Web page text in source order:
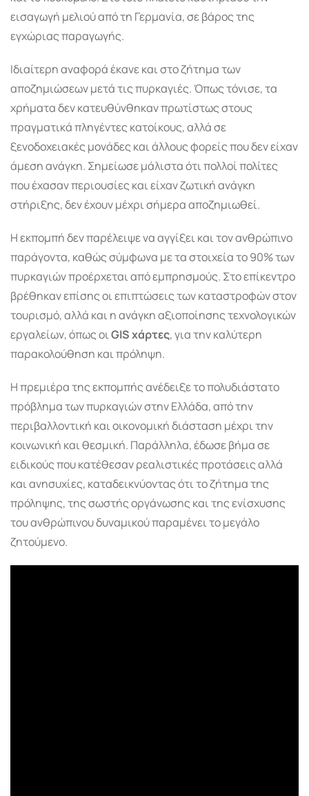
εισαγωγή μελιού από τη Γερμανία, σε βάρος της
εγχώριας παραγωγής.
Ιδιαίτερη αναφορά έκανε και στο ζήτημα των
αποζημιώσεων μετά τις πυρκαγιές. Όπως τόνισε, τα
χρήματα δεν κατευθύνθηκαν πρωτίστως στους
πραγματικά πληγέντες κατοίκους, αλλά σε
ξενοδοχειακές μονάδες και άλλους φορείς που δεν είχαν
άμεση ανάγκη. Σημείωσε μάλιστα ότι πολλοί πολίτες
που έχασαν περιουσίες και είχαν ζωτική ανάγκη
στήριξης, δεν έχουν μέχρι σήμερα αποζημιωθεί.
Η εκπομπή δεν παρέλειψε να αγγίξει και τον ανθρώπινο
παράγοντα, καθώς σύμφωνα με τα στοιχεία το 90% των
πυρκαγιών προέρχεται από εμπρησμούς. Στο επίκεντρο
βρέθηκαν επίσης οι επιπτώσεις των καταστροφών στον
τουρισμό, αλλά και η ανάγκη αξιοποίησης τεχνολογικών
εργαλείων, όπως οιGIS χάρτες, για την καλύτερη
παρακολούθηση και πρόληψη.
Η πρεμιέρα της εκπομπής ανέδειξε το πολυδιάστατο
πρόβλημα των πυρκαγιών στην Ελλάδα, από την
περιβαλλοντική και οικονομική διάσταση μέχρι την
κοινωνική και θεσμική. Παράλληλα, έδωσε βήμα σε
ειδικούς που κατέθεσαν ρεαλιστικές προτάσεις αλλά
και ανησυχίες, καταδεικνύοντας ότι το ζήτημα της
πρόληψης, της σωστής οργάνωσης και της ενίσχυσης
του ανθρώπινου δυναμικού παραμένει το μεγάλο
ζητούμενο.